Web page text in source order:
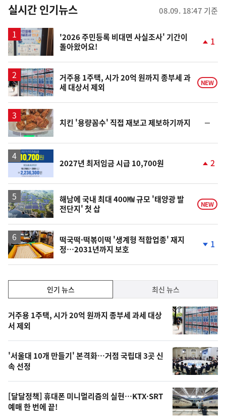
뉴
스
실시간 인기뉴스 08.09. 18:47 기준
'2026 주민등록 비대면 사실조사' 기간이
돌아왔어요!
승
1
거주용 1주택, 시가 20억 원까지 종부세 과
세 대상서 제외
NEW
치킨 '용량꼼수' 직접 재보고 제보하기까지
일
2027년 최저임금 시급 10,700원
승
2
해남에 국내 최대 400㎿ 규모 '태양광 발
전단지' 첫 삽
NEW
떡국떡·떡볶이떡 '생계형 적합업종' 재지
정…2031년까지 보호
락
1
기,
최
신,
오
늘
의
영
상
인기 뉴스 최신 뉴스
기
뉴
스
거주용 1주택, 시가 20억 원까지 종부세 과세 대상
서 제외
'서울대 10개 만들기' 본격화…거점 국립대 3곳 신
속 선정
[달달정책] 휴대폰 미니멀리즘의 실현…KTX·SRT
예매 한 번에 끝!